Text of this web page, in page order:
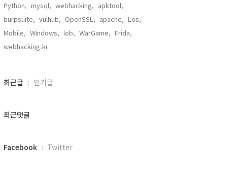
Python, mysql, webhacking, apktool,
burpsuite, vulhub, OpenSSL, apache, Los,
Mobile, Windows, lob, WarGame, Frida,
webhacking.kr,
최
과
글
최근글 인기글
최근댓글
페
Facebook Twitter